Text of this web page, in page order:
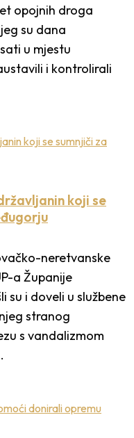
opojnih droga
su dana
u mjestu
i kontrolirali
koji se
neretvanske
a Županije
su i doveli u službene
stranog
s vandalizmom